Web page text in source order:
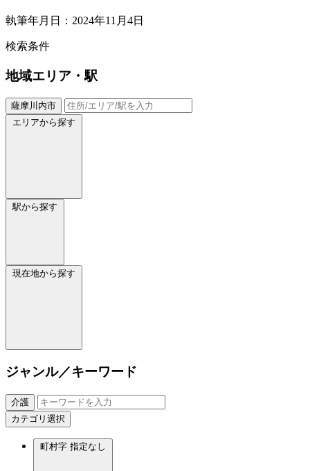
執筆年月日：2024年11月4日
検索条件
地域エリア・駅
薩摩川内市
エリアから探す
駅から探す
現在地から探す
ジャンル／キーワード
介護
カテゴリ選択
町村字 指定なし